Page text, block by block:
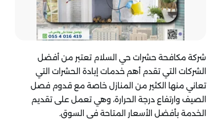
شركة مكافحة حشرات حي السلام تعتبر من أفضل
الشركات التي تقدم أهم خدمات إبادة الحشرات التي
تعاني منها الكثير من المنازل خاصة مع قدوم فصل
الصيف وارتفاع درجة الحرارة، وهي تعمل على تقديم
الخدمة بأفضل الأسعار المتاحة في السوق.